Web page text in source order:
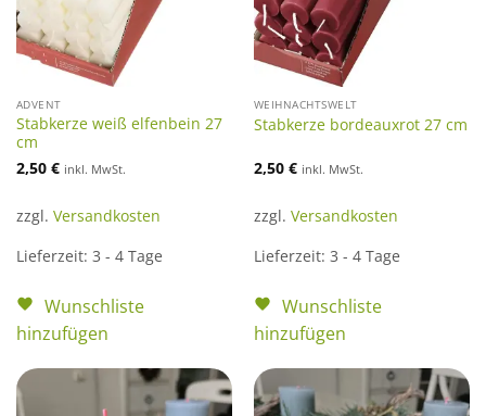
ADVENT
Stabkerze weiß elfenbein 27
cm
2,50 € inkl. MwSt.
zzgl. Versandkosten
Lieferzeit: 3 - 4 Tage
Wunschliste
hinzufügen
WEIHNACHTSWELT
Stabkerze bordeauxrot 27 cm
2,50 € inkl. MwSt.
zzgl. Versandkosten
Lieferzeit: 3 - 4 Tage
Wunschliste
hinzufügen